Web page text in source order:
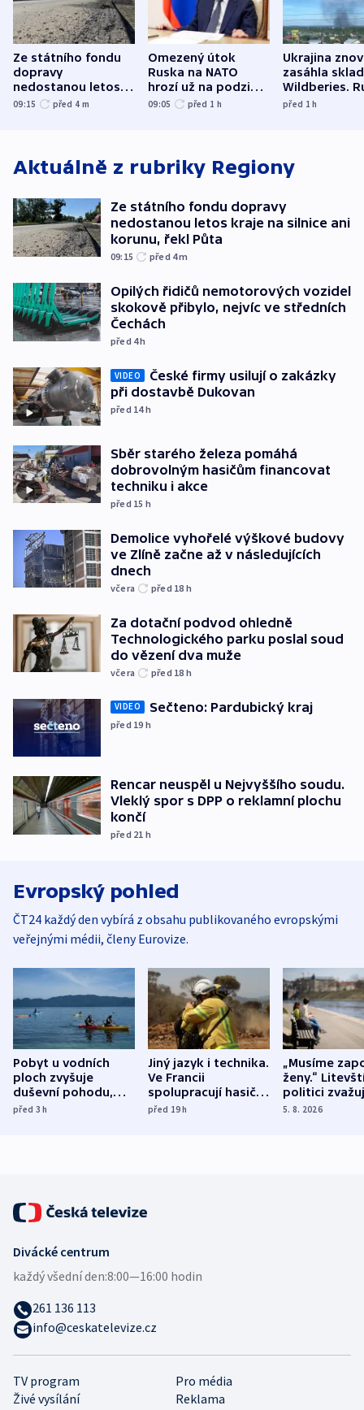
Ze státního fondu
dopravy
nedostanou letos
kraje na silnice ani
09:15 před 4 m
Omezený útok
Ruska na NATO
hrozí už na podzim,
varují tajné služby
09:05 před 1 h
Ukrajina
zasáhla
Wildberies.
útočili v
před 1h
Aktuálně z rubriky Regiony
Ze státního fondu dopravy
nedostanou letos kraje na silnice ani
korunu, řekl Půta
09:15 před 4m
Opilých řidičů nemotorových vozidel
skokově přibylo, nejvíc ve středních
Čechách
před 4h
VIDEO
České firmy usilují o zakázky
při dostavbě Dukovan
před 14h
Sběr starého železa pomáhá
dobrovolným hasičům financovat
techniku i akce
před 15 h
Demolice vyhořelé výškové budovy
ve Zlíně začne až v následujících
dnech
včera před 18 h
Za dotační podvod ohledně
Technologického parku poslal soud
do vězení dva muže
včera před 18 h
VIDEO Sečteno: Pardubický kraj
před 19 h
Rencar neuspěl u Nejvyššího soudu.
Vleklý spor s DPP o reklamní plochu
končí
před 21 h
Evropský pohled
ČT24 každý den vybírá z obsahu publikovaného evropskými
veřejnými médii, členy Eurovize.
Pobyt u vodních
ploch zvyšuje
duševní pohodu,
ukázala
před 3h
Jiný jazyk i technika.
Ve Francii
spolupracují hasiči z
různých zemí
před 19h
„Musíme
ženy.“
politici
dohodu o
5. 8. 2026
TV program
Pro média
Živé vysílání
Reklama
Divácké centrum
každý všední den:8:00—16:00 hodin
261 136 113
info@ceskatelevize.cz